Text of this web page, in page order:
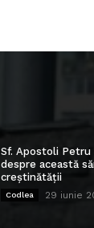
Sf. Apostoli Petru
despre această
creștinătății
Codlea 29 iunie